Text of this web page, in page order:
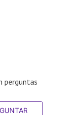
perguntas